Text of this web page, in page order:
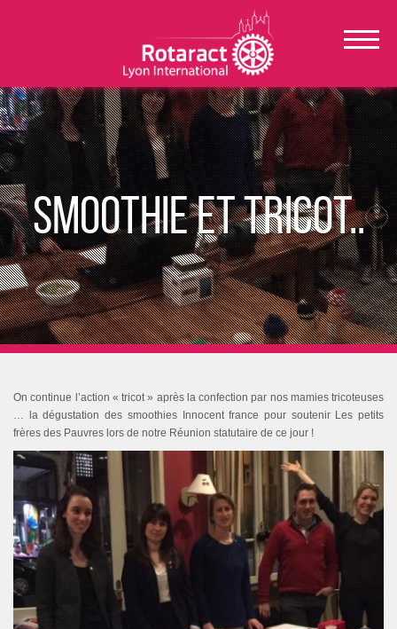
Smoothie et tricot..
On continue l’action « tricot » après la confection par nos mamies tricoteuses
… la dégustation des smoothies Innocent france pour soutenir Les petits
frères des Pauvres lors de notre Réunion statutaire de ce jour !